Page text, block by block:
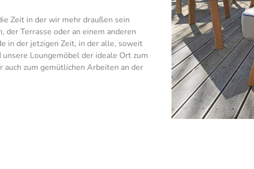
Zeit in der wir mehr draußen sein
der Terrasse oder an einem anderen
in der jetzigen Zeit, in der alle, soweit
Loungemöbel der ideale Ort zum
auch zum gemütlichen Arbeiten an der